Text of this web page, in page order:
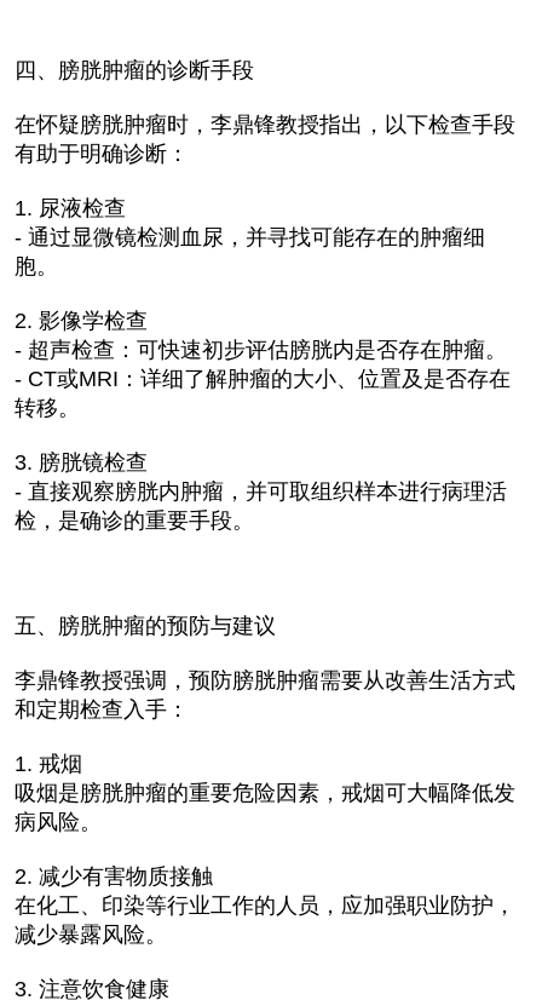
四、膀胱肿瘤的诊断手段
在怀疑膀胱肿瘤时，李鼎锋教授指出，以下检查手段
有助于明确诊断：
1. 尿液检查
- 通过显微镜检测血尿，并寻找可能存在的肿瘤细
胞。
2. 影像学检查
- 超声检查：可快速初步评估膀胱内是否存在肿瘤。
- CT或MRI：详细了解肿瘤的大小、位置及是否存在
转移。
3. 膀胱镜检查
- 直接观察膀胱内肿瘤，并可取组织样本进行病理活
检，是确诊的重要手段。
五、膀胱肿瘤的预防与建议
李鼎锋教授强调，预防膀胱肿瘤需要从改善生活方式
和定期检查入手：
1. 戒烟
吸烟是膀胱肿瘤的重要危险因素，戒烟可大幅降低发
病风险。
2. 减少有害物质接触
在化工、印染等行业工作的人员，应加强职业防护，
减少暴露风险。
3. 注意饮食健康